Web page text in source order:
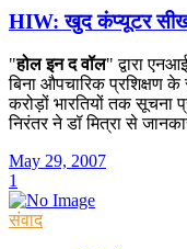
HIW: खुद कंप्यूटर
"होल इन द वॉल" द्वारा
बिना औपचारिक
करोड़ों भारतियों तक सूचना
निरंतर ने डॉ मित्रा से
May 29, 2007
1
संवाद